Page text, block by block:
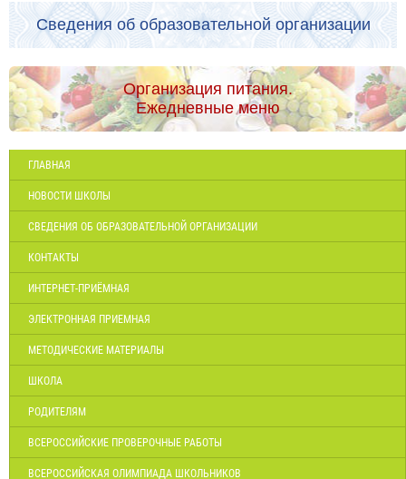
Сведения об образовательной организации
Организация питания.
Ежедневные меню
ГЛАВНАЯ
НОВОСТИ ШКОЛЫ
СВЕДЕНИЯ ОБ ОБРАЗОВАТЕЛЬНОЙ ОРГАНИЗАЦИИ
КОНТАКТЫ
ИНТЕРНЕТ-ПРИЁМНАЯ
ЭЛЕКТРОННАЯ ПРИЕМНАЯ
МЕТОДИЧЕСКИЕ МАТЕРИАЛЫ
ШКОЛА
РОДИТЕЛЯМ
ВСЕРОССИЙСКИЕ ПРОВЕРОЧНЫЕ РАБОТЫ
ВСЕРОССИЙСКАЯ ОЛИМПИАДА ШКОЛЬНИКОВ